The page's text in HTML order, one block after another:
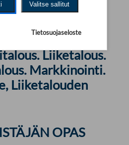
Tekniikka.
Maa- ja
Liiketalous.
Markkinointi.
Liiketalouden
OPAS
Valitse sallitut
Tietosuojaseloste